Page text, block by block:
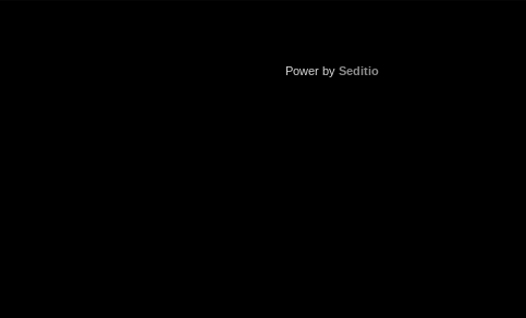
Power by Seditio